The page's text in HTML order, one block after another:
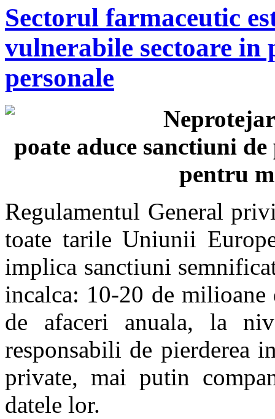
Sectorul farmaceutic
vulnerabile sectoare
personale
poate aduce sanctiuni
pentru
Regulamentul General
toate tarile Uniunii
implica sanctiuni
incalca: 10-20 de
de afaceri anuala, la
responsabili de pierderea
private, mai putin
datele lor.